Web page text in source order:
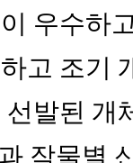
우수하
고 조기
선발된 개
작물별